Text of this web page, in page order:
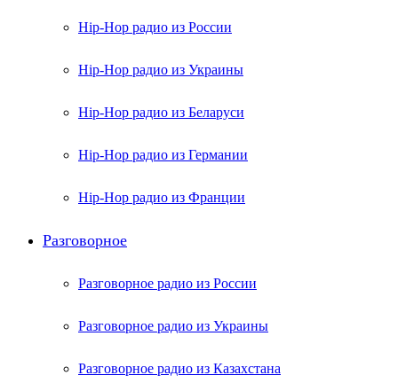
Hip-Hop радио из России
Hip-Hop радио из Украины
Hip-Hop радио из Беларуси
Hip-Hop радио из Германии
Hip-Hop радио из Франции
Разговорное
Разговорное радио из России
Разговорное радио из Украины
Разговорное радио из Казахстана